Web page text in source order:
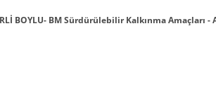
BOYLU- BM Sürdürülebilir Kalkınma Amaçları -